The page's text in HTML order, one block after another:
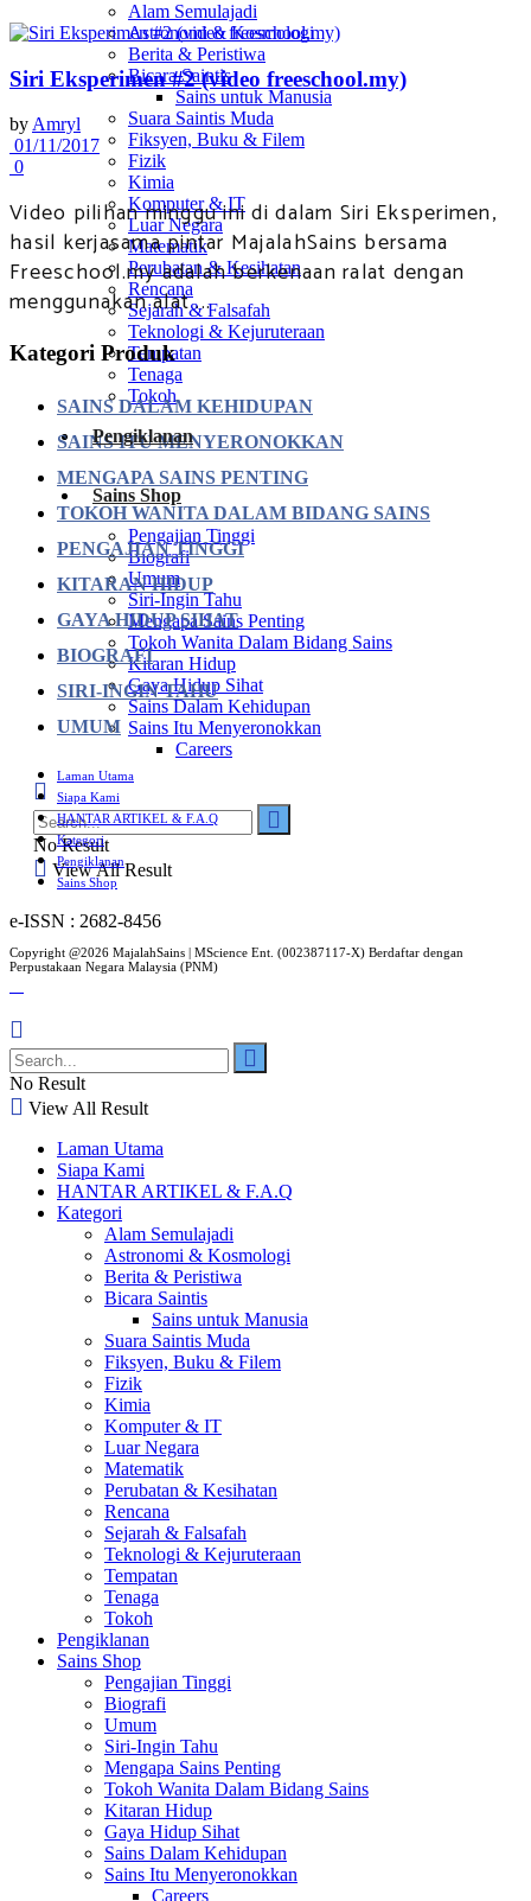
Alam Semulajadi
Astronomi & Kosmologi
Berita & Peristiwa
Bicara Saintis
Sains untuk Manusia
Suara Saintis Muda
Fiksyen, Buku & Filem
Fizik
Kimia
Komputer & IT
Luar Negara
Matematik
Perubatan & Kesihatan
Rencana
Sejarah & Falsafah
Teknologi & Kejuruteraan
Tempatan
Tenaga
Tokoh
Pengiklanan
Sains Shop
Pengajian Tinggi
Biografi
Umum
Siri-Ingin Tahu
Mengapa Sains Penting
Tokoh Wanita Dalam Bidang Sains
Kitaran Hidup
Gaya Hidup Sihat
Sains Dalam Kehidupan
Sains Itu Menyeronokkan
Careers
No Result
View All Result
Siri Eksperimen #2 (video freeschool.my)
by Amryl
01/11/2017
0
Video pilihan minggu ini di dalam Siri Eksperimen,
hasil kerjasama pintar MajalahSains bersama
Freeschool.my adalah berkenaan ralat dengan
menggunakan alat ...
Kategori Produk
SAINS DALAM KEHIDUPAN
SAINS ITU MENYERONOKKAN
MENGAPA SAINS PENTING
TOKOH WANITA DALAM BIDANG SAINS
PENGAJIAN TINGGI
KITARAN HIDUP
GAYA HIDUP SIHAT
BIOGRAFI
SIRI-INGIN TAHU
UMUM
Laman Utama
Siapa Kami
HANTAR ARTIKEL & F.A.Q
Kategori
Pengiklanan
Sains Shop
e-ISSN : 2682-8456
Copyright @2026 MajalahSains | MScience Ent. (002387117-X) Berdaftar dengan
Perpustakaan Negara Malaysia (PNM)
No Result
View All Result
Laman Utama
Siapa Kami
HANTAR ARTIKEL & F.A.Q
Kategori
Alam Semulajadi
Astronomi & Kosmologi
Berita & Peristiwa
Bicara Saintis
Sains untuk Manusia
Suara Saintis Muda
Fiksyen, Buku & Filem
Fizik
Kimia
Komputer & IT
Luar Negara
Matematik
Perubatan & Kesihatan
Rencana
Sejarah & Falsafah
Teknologi & Kejuruteraan
Tempatan
Tenaga
Tokoh
Pengiklanan
Sains Shop
Pengajian Tinggi
Biografi
Umum
Siri-Ingin Tahu
Mengapa Sains Penting
Tokoh Wanita Dalam Bidang Sains
Kitaran Hidup
Gaya Hidup Sihat
Sains Dalam Kehidupan
Sains Itu Menyeronokkan
Careers